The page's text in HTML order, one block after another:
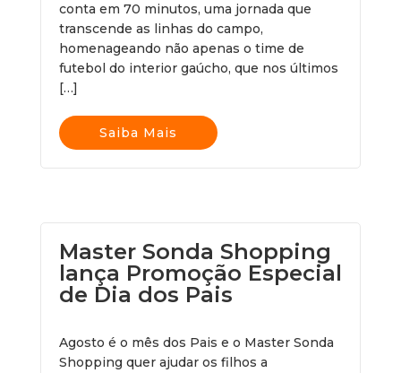
conta em 70 minutos, uma jornada que
transcende as linhas do campo,
homenageando não apenas o time de
futebol do interior gaúcho, que nos últimos
[…]
Saiba Mais
Master Sonda Shopping
lança Promoção Especial
de Dia dos Pais
Agosto é o mês dos Pais e o Master Sonda
Shopping quer ajudar os filhos a